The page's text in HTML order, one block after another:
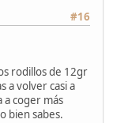
#16
rodillos de 12gr
a volver casi a
a coger más
bien sabes.